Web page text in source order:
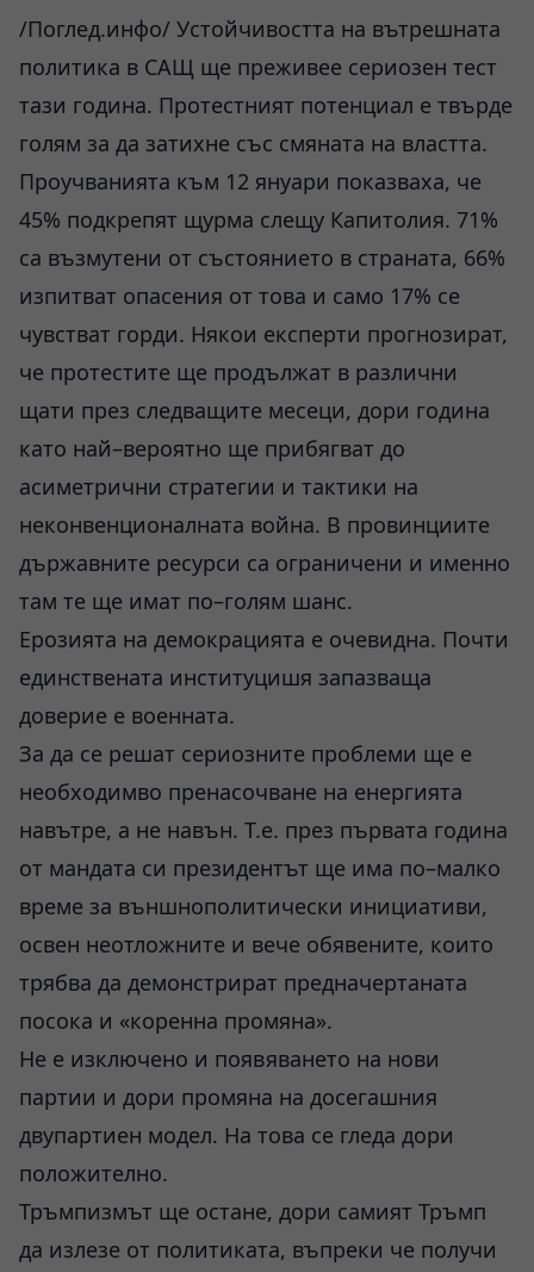
/Поглед.инфо/ Устойчивостта на вътрешната
политика в САЩ ще преживее сериозен тест
тази година. Протестният потенциал е твърде
голям за да затихне със смяната на властта.
Проучванията към 12 януари показваха, че
45% подкрепят щурма слещу Капитолия. 71%
са възмутени от състоянието в страната, 66%
изпитват опасения от това и само 17% се
чувстват горди. Някои експерти прогнозират,
че протестите ще продължат в различни
щати през следващите месеци, дори година
като най–вероятно ще прибягват до
асиметрични стратегии и тактики на
неконвенционалната война. В провинциите
държавните ресурси са ограничени и именно
там те ще имат по–голям шанс.
Ерозията на демокрацията е очевидна. Почти
единствената институцишя запазваща
доверие е военната.
За да се решат сериозните проблеми ще е
необходимво пренасочване на енергията
навътре, а не навън. Т.е. през първата година
от мандата си президентът ще има по–малко
време за външнополитически инициативи,
освен неотложните и вече обявените, които
трябва да демонстрират предначертаната
посока и «коренна промяна».
Не е изключено и появяването на нови
партии и дори промяна на досегашния
двупартиен модел. На това се гледа дори
положително.
Тръмпизмът ще остане, дори самият Тръмп
да излезе от политиката, въпреки че получи